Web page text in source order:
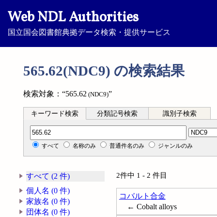
Web NDL Authorities
国立国会図書館典拠データ検索・提供サービス
565.62(NDC9) の検索結果
検索対象：“565.62 (NDC9)”
キーワード検索 分類記号検索 識別子検索
分類記号検索
すべて 名称のみ 普通件名のみ ジャンルのみ
すべて (2 件)
個人名 (0 件)
家族名 (0 件)
団体名 (0 件)
2件中 1 - 2 件目
コバルト合金
← Cobalt alloys